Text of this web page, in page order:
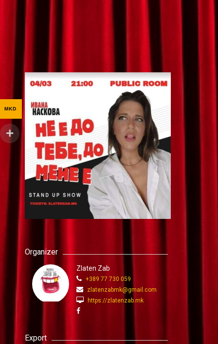
Organizer
Zlaten Zab
+389 77 730 059
zlatenzabmk@gmail.com
https://zlatenzab.mk
Export
MKD